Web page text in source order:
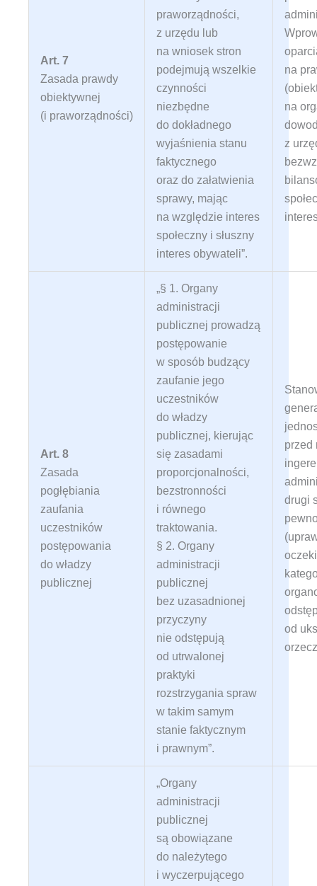
Art. 7
Zasada prawdy
obiektywnej
(i praworządności)
praworządności,
z urzędu lub
na wniosek stron
podejmują wszelkie
czynności
niezbędne
do dokładnego
wyjaśnienia stanu
faktycznego
oraz do załatwienia
sprawy, mając
na względzie interes
społeczny i słuszny
interes obywateli”.
na
na
z
Art. 8
Zasada
pogłębiania
zaufania
uczestników
postępowania
do władzy
publicznej
„§ 1. Organy
administracji
publicznej prowadzą
postępowanie
w sposób budzący
zaufanie jego
uczestników
do władzy
publicznej, kierując
się zasadami
proporcjonalności,
bezstronności
i równego
traktowania.
§ 2. Organy
administracji
publicznej
bez uzasadnionej
przyczyny
nie odstępują
od utrwalonej
praktyki
rozstrzygania spraw
w takim samym
stanie faktycznym
i prawnym”.
przed
drugi
od
„Organy
administracji
publicznej
są obowiązane
do należytego
i wyczerpującego